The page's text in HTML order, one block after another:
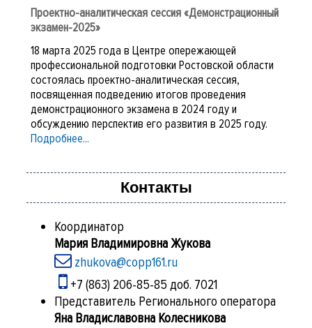
Проектно-аналитическая сессия «Демонстрационный
экзамен-2025»
18 марта 2025 года в Центре опережающей
профессиональной подготовки Ростовской области
состоялась проектно-аналитическая сессия,
посвященная подведению итогов проведения
демонстрационного экзамена в 2024 году и
обсуждению перспектив его развития в 2025 году.
Подробнее...
Контакты
Координатор
Мария Владимировна Жукова
zhukova@copp161.ru
+7 (863) 206-85-85 доб. 7021
Представитель Регионального оператора
Яна Владиславовна Колесникова